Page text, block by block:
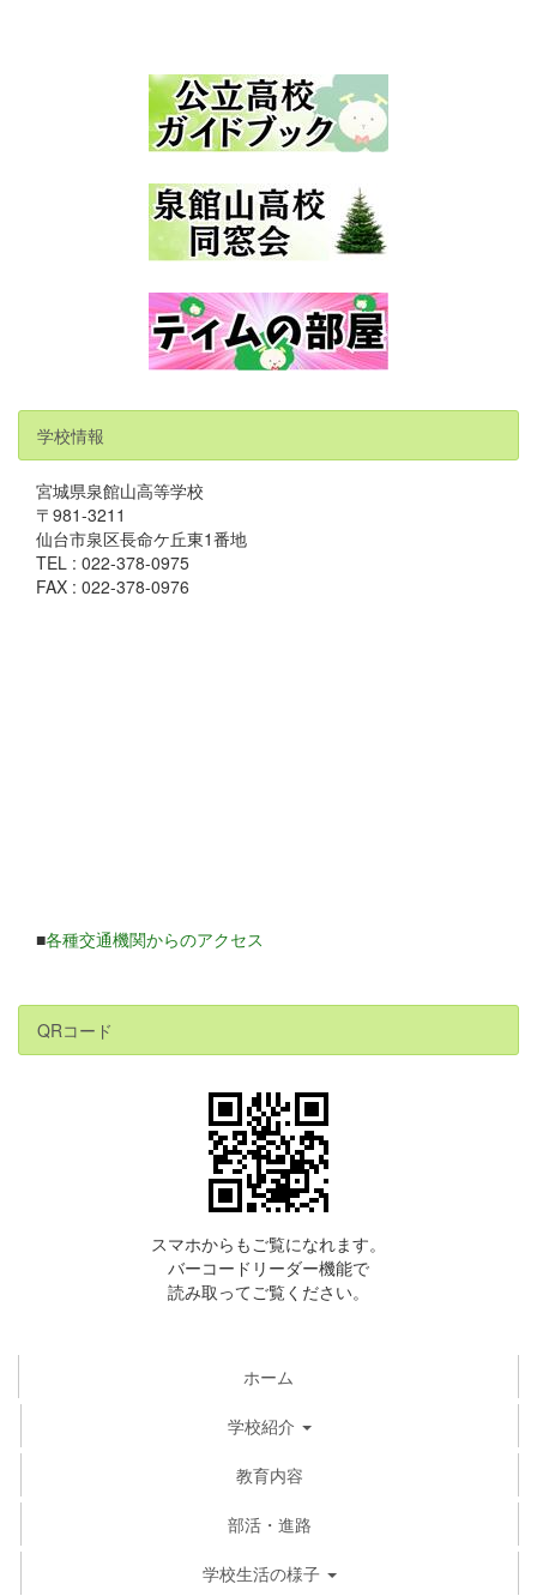
学校情報
宮城県泉館山高等学校
〒981-3211
仙台市泉区長命ケ丘東1番地
TEL : 022-378-0975
FAX : 022-378-0976
■各種交通機関からのアクセス
QRコード
スマホからもご覧になれます。
バーコードリーダー機能で
読み取ってご覧ください。
ホーム
学校紹介
教育内容
部活・進路
学校生活の様子